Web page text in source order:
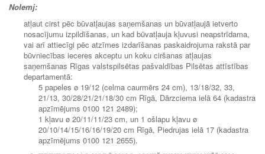
Nolemj:
atļaut cirst pēc būvatļaujas saņemšanas un būvatļaujā ietverto
nosacījumu izpildīšanas, un kad būvatļauja kļuvusi neapstrīdama,
vai arī attiecīgi pēc atzīmes izdarīšanas paskaidrojuma rakstā par
būvniecības ieceres akceptu un koku ciršanas atļaujas
saņemšanas Rīgas valstspilsētas pašvaldības Pilsētas attīstības
departamentā:
5 papeles ø 19/12 (celma caurmērs 24 cm), 13/18/32, 33,
21/13, 30/28/21/21/18/30 cm Rīgā, Dārzciema ielā 64 (kadastra
apzīmējums 0100 121 2489);
1 kļavu ø 20/11/11/23 cm, un 1 ošlapu kļavu ø
20/10/14/15/16/16/19/20 cm Rīgā, Piedrujas ielā 17 (kadastra
apzīmējums 0100 121 2655).